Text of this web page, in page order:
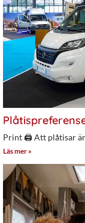
Print 🖨 Att plåtisar är
Läs mer »